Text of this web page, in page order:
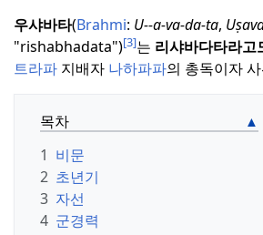
우샤바타(Brahmi: U--a-va-da-ta,
"rishabhadata")[3]는 리샤바다타라고
트라파 지배자 나하파파의 총독이자
목차
1 비문
2 초년기
3 자선
4 군경력